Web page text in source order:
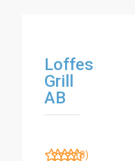
Loffes
Grill
AB
(0)